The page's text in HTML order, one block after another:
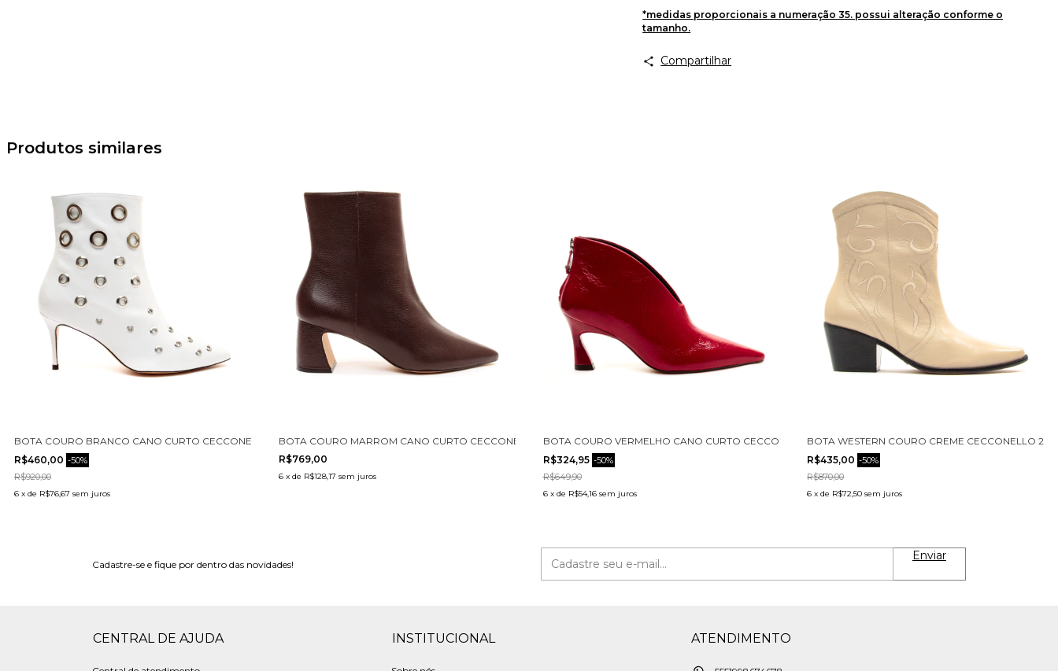
*medidas proporcionais a numeração 35. possui alteração conforme o
tamanho.
Compartilhar
Produtos similares
1
BOTA COURO BRANCO CANO CURTO CECCONELLO 2399024-2
R$460,00 -50%
R$920,00
6 x de R$76,67 sem juros
BOTA COURO MARROM CANO CURTO CECCONELLO 2627001-3
R$769,00
6 x de R$128,17 sem juros
BOTA COURO VERMELHO CANO CURTO CECCONELLO 2642001-3
R$324,95 -50%
R$649,90
6 x de R$54,16 sem juros
BOTA WESTERN COURO CREME CECCONELLO
R$435,00 -50%
R$870,00
6 xde R$72,50 sem juros
Cadastre-se e fique por dentro das novidades!
CENTRAL DE AJUDA INSTITUCIONAL ATENDIMENTO